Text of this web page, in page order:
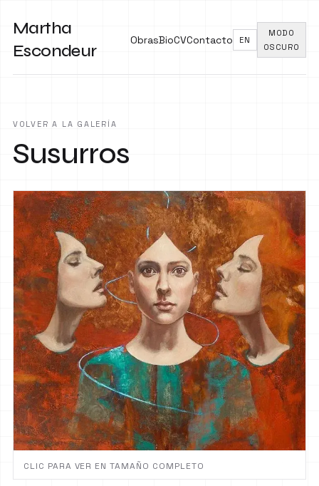
Martha
Escondeur
ObrasBioCVContacto EN
MODO
OSCURO
VOLVER A LA GALERÍA
Susurros
CLIC PARA VER EN TAMAÑO COMPLETO